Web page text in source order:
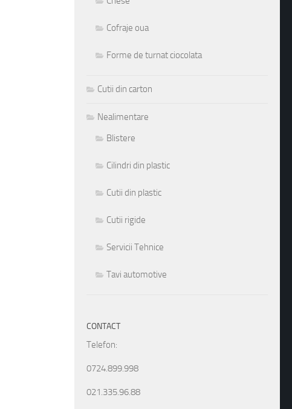
Cofraje oua
Forme de turnat ciocolata
Cutii din carton
Nealimentare
Blistere
Cilindri din plastic
Cutii din plastic
Cutii rigide
Servicii Tehnice
Tavi automotive
CONTACT
Telefon:
0724.899.998
021.335.96.88